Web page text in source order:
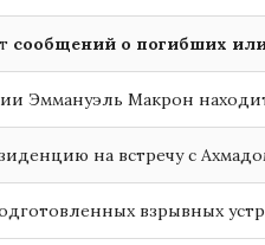
сообщений о погибших
Эммануэль Макрон
на встречу с
взрывных